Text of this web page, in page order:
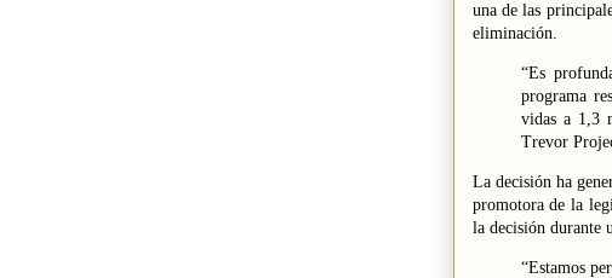
una de las
eliminación.
“Es
programa
vidas a 1,3
Trevor
La decisión ha
promotora de la
la decisión durante
“Estamos